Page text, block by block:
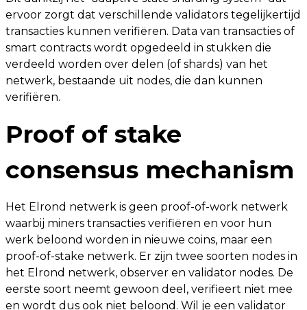
ervoor zorgt dat verschillende validators tegelijkertijd
transacties kunnen verifiëren. Data van transacties of
smart contracts wordt opgedeeld in stukken die
verdeeld worden over delen (of shards) van het
netwerk, bestaande uit nodes, die dan kunnen
verifiëren.
Proof of stake
consensus mechanism
Het Elrond netwerk is geen proof-of-work netwerk
waarbij miners transacties verifiëren en voor hun
werk beloond worden in nieuwe coins, maar een
proof-of-stake netwerk. Er zijn twee soorten nodes in
het Elrond netwerk, observer en validator nodes. De
eerste soort neemt gewoon deel, verifieert niet mee
en wordt dus ook niet beloond. Wil je een validator